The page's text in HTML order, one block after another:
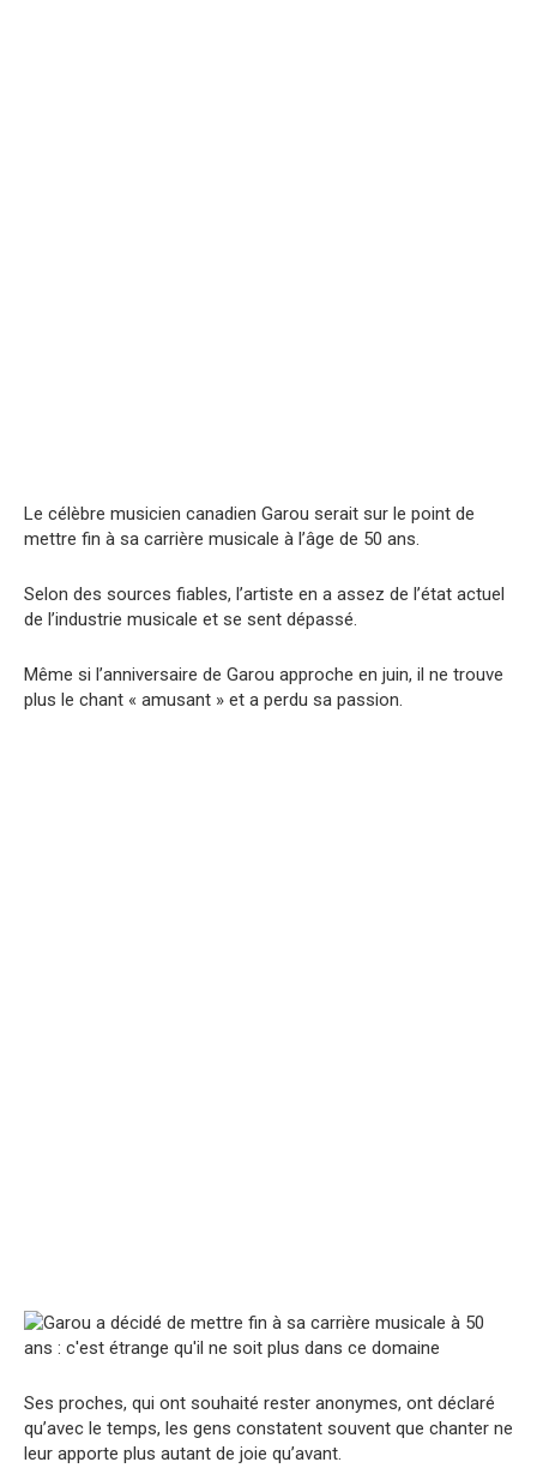
Le célèbre musicien canadien Garou serait sur le point de
mettre fin à sa carrière musicale à l’âge de 50 ans.
Selon des sources fiables, l’artiste en a assez de l’état actuel
de l’industrie musicale et se sent dépassé.
Même si l’anniversaire de Garou approche en juin, il ne trouve
plus le chant « amusant » et a perdu sa passion.
Ses proches, qui ont souhaité rester anonymes, ont déclaré
qu’avec le temps, les gens constatent souvent que chanter ne
leur apporte plus autant de joie qu’avant.